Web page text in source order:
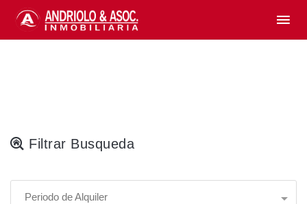
Filtrar Busqueda
Periodo de Alquiler